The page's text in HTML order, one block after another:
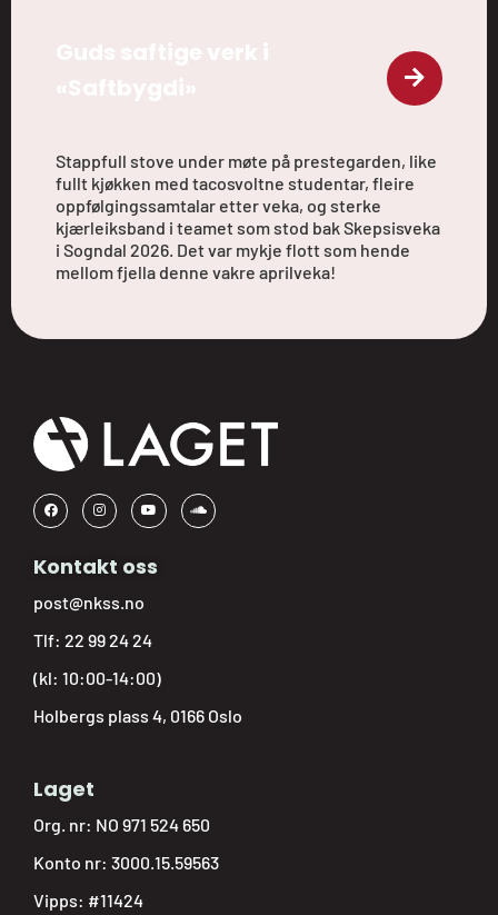
Stappfull stove under møte på prestegarden, like
fullt kjøkken med tacosvoltne studentar, fleire
oppfølgingssamtalar etter veka, og sterke
kjærleiksband i teamet som stod bak Skepsisveka
i Sogndal 2026. Det var mykje flott som hende
mellom fjella denne vakre aprilveka!
Kontakt oss
post@nkss.no
Tlf: 22 99 24 24
(kl: 10:00-14:00)
Holbergs plass 4, 0166 Oslo
Laget
Org. nr: NO 971 524 650
Konto nr: 3000.15.59563
Vipps: #11424